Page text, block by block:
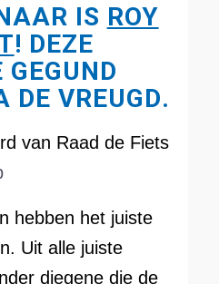
IS ROY
! DEZE
DE VREUGD.
van Raad de Fiets
hebben het juiste
Uit alle juiste
diegene die de